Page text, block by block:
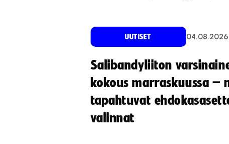
UUTISET 04.08.2026
Salibandyliiton
kokous marraskuussa –
tapahtuvat
valinnat